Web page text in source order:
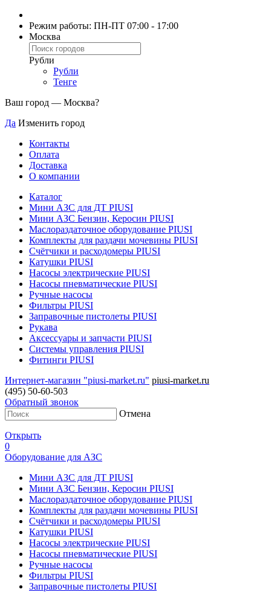
Режим работы: ПН-ПТ 07:00 - 17:00
Москва
Рубли
Рубли
Тенге
Ваш город — Москва?
Да Изменить город
Контакты
Оплата
Доставка
О компании
Каталог
Мини АЗС для ДТ PIUSI
Мини АЗС Бензин, Керосин PIUSI
Маслораздаточное оборудование PIUSI
Комплекты для раздачи мочевины PIUSI
Счётчики и расходомеры PIUSI
Катушки PIUSI
Насосы электрические PIUSI
Насосы пневматические PIUSI
Ручные насосы
Фильтры PIUSI
Заправочные пистолеты PIUSI
Рукава
Аксессуары и запчасти PIUSI
Системы управления PIUSI
Фитинги PIUSI
Интернет-магазин "piusi-market.ru" piusi-market.ru
(495) 50-60-503
Обратный звонок
Отмена
Открыть
0
Оборудование для АЗС
Мини АЗС для ДТ PIUSI
Мини АЗС Бензин, Керосин PIUSI
Маслораздаточное оборудование PIUSI
Комплекты для раздачи мочевины PIUSI
Счётчики и расходомеры PIUSI
Катушки PIUSI
Насосы электрические PIUSI
Насосы пневматические PIUSI
Ручные насосы
Фильтры PIUSI
Заправочные пистолеты PIUSI